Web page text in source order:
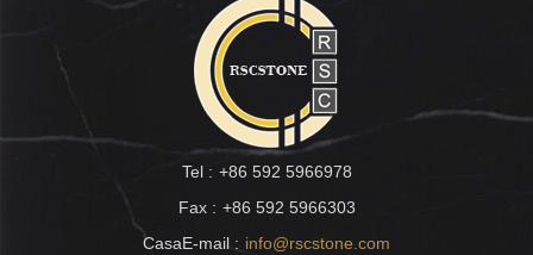
Tel : +86 592 5966978
Fax : +86 592 5966303
CasaE-mail : info@rscstone.com